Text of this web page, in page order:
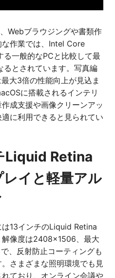
Webブラウジングや書類作
な作業では、Intel Core
一般的なPCと比較して最
るとされています。写真編
大3倍の性能向上が見込ま
に搭載されるインテリ
成支援や画像クリーンアッ
に利用できると見られてい
Liquid Retina
イと軽量アル
13インチのLiquid Retina
解像度は2408×1506、最大
、反射防止コーティングも
さまざまな照明環境でも見
ており、オンライン会議や